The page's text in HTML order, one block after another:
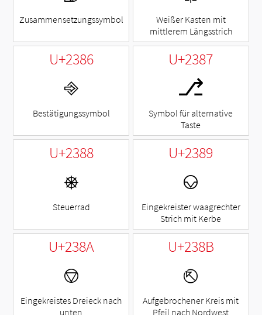
Zusammensetzungssymbol
Weißer Kasten mit
mittlerem Längsstrich
U+2386
⎆
Bestätigungssymbol
U+2387
⎇
Symbol für alternative
Taste
U+2388
⎈
Steuerrad
U+2389
⎉
Eingekreister waagrechter
Strich mit Kerbe
U+238A
⎊
Eingekreistes Dreieck nach
unten
U+238B
⎋
Aufgebrochener Kreis mit
Pfeil nach Nordwest